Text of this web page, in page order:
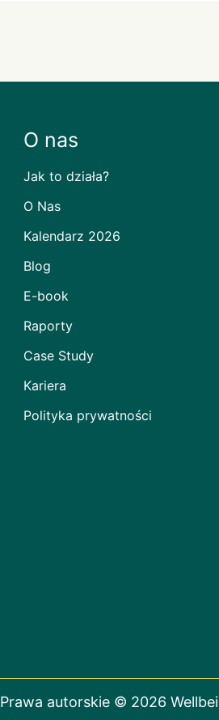
O nas
Jak to działa?
O Nas
Kalendarz 2026
Blog
E-book
Raporty
Case Study
Kariera
Polityka prywatności
Prawa autorskie © 2026